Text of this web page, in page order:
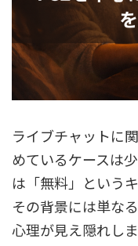
ライブチャットに
めているケースは
は「無料」という
その背景には単な
心理が見え隠れし